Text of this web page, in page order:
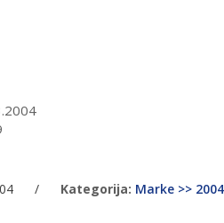
/ Kategorija: Marke >> 2004